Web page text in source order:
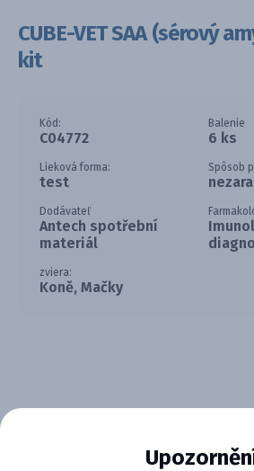
CUBE-VET SAA (sérový
kit
Kód:
C04772
Balenie
6 ks
Lieková forma:
test
Spôsob
Dodávateľ
Antech spotřební
materiál
zviera:
Koně, Mačky